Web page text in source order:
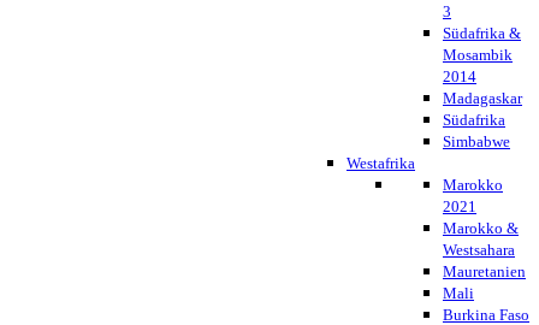
3
Südafrika &
Mosambik
2014
Madagaskar
Südafrika
Simbabwe
Westafrika
Marokko
2021
Marokko &
Westsahara
Mauretanien
Mali
Burkina Faso